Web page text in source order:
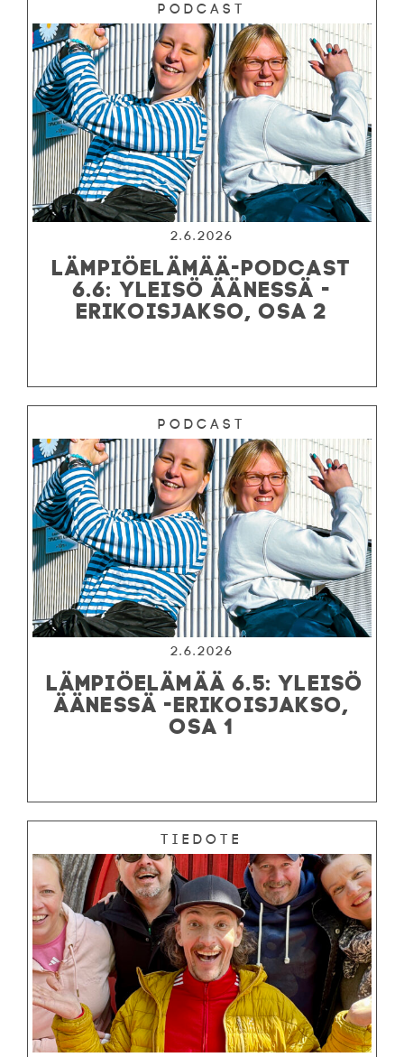
Podcast
2.6.2026
LÄMPIÖELÄMÄÄ-PODCAST
6.6: YLEISÖ ÄÄNESSÄ -
ERIKOISJAKSO, OSA 2
Podcast
2.6.2026
LÄMPIÖELÄMÄÄ 6.5: YLEISÖ
ÄÄNESSÄ -ERIKOISJAKSO,
OSA 1
Tiedote